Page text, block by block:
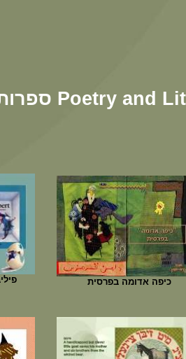
כיפה אדומה בפרסית